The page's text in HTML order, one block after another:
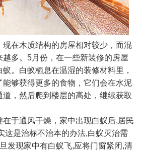
现在木质结构的房屋相对较少，而混
多。5月份，在一些新装修的房屋
。白蚁栖息在温湿的装修材料里，
够获得更多的食物，它们会在水泥
，然后爬到楼层的高处，继续获取
在于通风干燥，家中出现白蚁后,居民
这是治标不治本的办法,白蚁灭治需
发现家中有白蚁飞,应将门窗紧闭,清